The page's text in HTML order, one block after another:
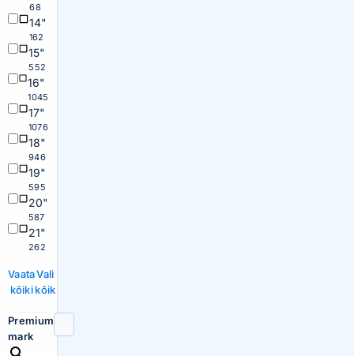
68
14"
162
15"
552
16"
1045
17"
1076
18"
946
19"
595
20"
587
21"
262
Vaata
kõiki
Vali
kõik
Premium
mark